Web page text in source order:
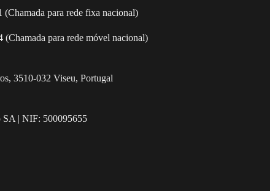
(Chamada para rede fixa nacional)
(Chamada para rede móvel nacional)
3510-032 Viseu, Portugal
SA | NIF: 500095655